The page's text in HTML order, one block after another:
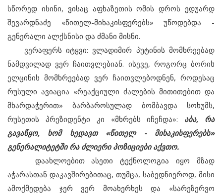
სწორედ ისინი, ვისაც აფხაზეთის ომის დროს ედუარდ
შევარდნაძე «წითელ-მიხაკისფერებს» უწოდებდა -
გენერალი ალქსნისი და ძმანი მისნი.
ვერაფერს იტყვი: ვლადიმირ პუტინის მომხრეებად
ნამდვილად ვერ ჩაითვლებიან. ისევე, როგორც ბორის
ელცინის მომხრეებად ვერ ჩაითვლებოდნენ, როდესაც
რუსული ავიაცია «რეაქციული ძალების მითითებით და
მხარდაჭერით» ბარბაროსულად ბომბავდა სოხუმს,
რუსეთის პრეზიდენტი კი «მხრებს იჩეჩდა»: აბა, რა
გავაწყო, ხომ ხედავთ «წითელ - მიხაკისფერებს»
გენერალიტეტში რა ძლიერი პოზიციები აქვთო.
დაახლოებით ასეთი ტექნოლოგია იყო მზად
აჭარასთან დაკავშირებითაც, თუმცა, საბედნიეროდ, მისი
ამოქმედება ჯერ ვერ მოახერხეს და «სარეზერვო